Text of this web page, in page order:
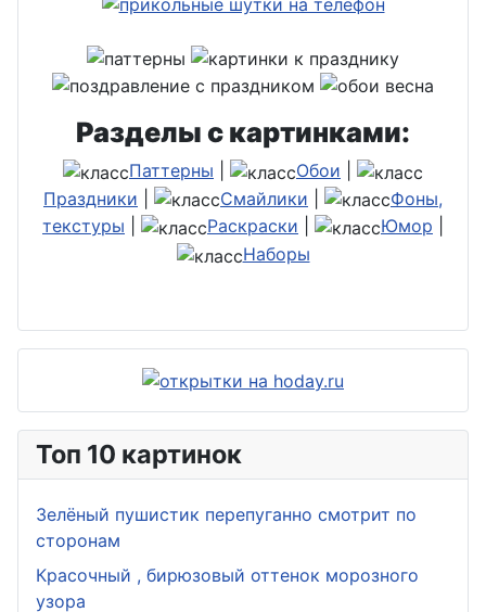
Разделы с картинками:
Паттерны Обои
Праздники
Смайлики
Фоны,
текстуры
Раскраски Юмор
Наборы
Топ 10 картинок
Зелёный пушистик перепуганно смотрит по
сторонам
Красочный , бирюзовый оттенок морозного
узора